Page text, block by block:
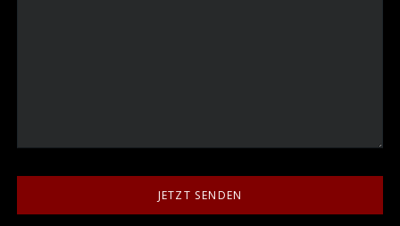
JETZT SENDEN